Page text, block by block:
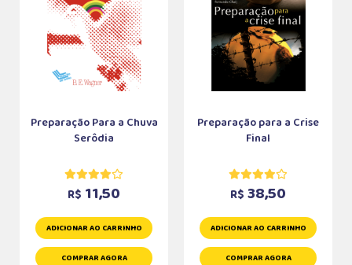
Preparação Para a Chuva
Serôdia
R$ 11,50
ADICIONAR AO CARRINHO
COMPRAR AGORA
Preparação para a Crise
Final
R$ 38,50
ADICIONAR AO CARRINHO
COMPRAR AGORA